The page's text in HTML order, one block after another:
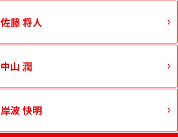
佐藤 将人
中山 潤
岸波 快明